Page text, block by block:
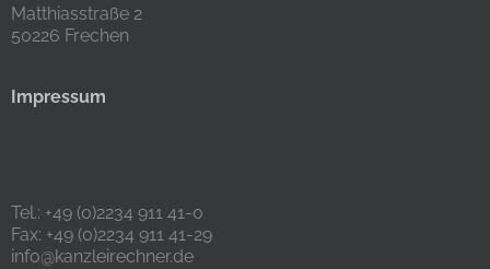
Matthiasstraße 2
50226 Frechen
Impressum
Tel.: +49 (0)2234 911 41-0
Fax: +49 (0)2234 911 41-29
info@kanzleirechner.de